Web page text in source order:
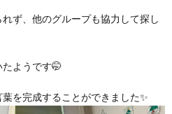
ず、他のグループも協力して探し
ようです🤭
を完成することができました✨